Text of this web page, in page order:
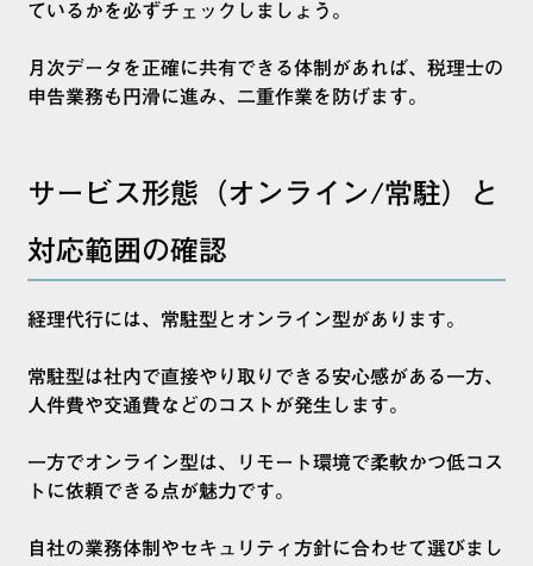
ているかを必ずチェックしましょう。
月次データを正確に共有できる体制があれば、税理士の
申告業務も円滑に進み、二重作業を防げます。
サービス形態（オンライン/常駐）と
対応範囲の確認
経理代行には、常駐型とオンライン型があります。
常駐型は社内で直接やり取りできる安心感がある一方、
人件費や交通費などのコストが発生します。
一方でオンライン型は、リモート環境で柔軟かつ低コス
トに依頼できる点が魅力です。
自社の業務体制やセキュリティ方針に合わせて選びまし